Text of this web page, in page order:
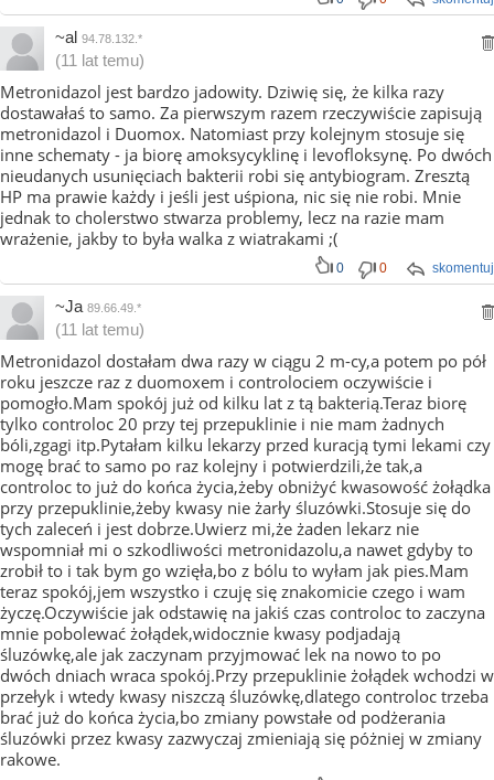
~al 94.78.132.*
(11 lat temu)
Metronidazol jest bardzo jadowity. Dziwię się, że kilka razy
dostawałaś to samo. Za pierwszym razem rzeczywiście zapisują
metronidazol i Duomox. Natomiast przy kolejnym stosuje się
inne schematy - ja biorę amoksycyklinę i levofloksynę. Po dwóch
nieudanych usunięciach bakterii robi się antybiogram. Zresztą
HP ma prawie każdy i jeśli jest uśpiona, nic się nie robi. Mnie
jednak to cholerstwo stwarza problemy, lecz na razie mam
wrażenie, jakby to była walka z wiatrakami ;(
skomentuj
0 0
~Ja 89.66.49.*
(11 lat temu)
Metronidazol dostałam dwa razy w ciągu 2 m-cy,a potem po pół
roku jeszcze raz z duomoxem i controlociem oczywiście i
pomogło.Mam spokój już od kilku lat z tą bakterią.Teraz biorę
tylko controloc 20 przy tej przepuklinie i nie mam żadnych
bóli,zgagi itp.Pytałam kilku lekarzy przed kuracją tymi lekami czy
mogę brać to samo po raz kolejny i potwierdzili,że tak,a
controloc to już do końca życia,żeby obniżyć kwasowość żołądka
przy przepuklinie,żeby kwasy nie żarły śluzówki.Stosuje się do
tych zaleceń i jest dobrze.Uwierz mi,że żaden lekarz nie
wspomniał mi o szkodliwości metronidazolu,a nawet gdyby to
zrobił to i tak bym go wzięła,bo z bólu to wyłam jak pies.Mam
teraz spokój,jem wszystko i czuję się znakomicie czego i wam
życzę.Oczywiście jak odstawię na jakiś czas controloc to zaczyna
mnie pobolewać żołądek,widocznie kwasy podjadają
śluzówkę,ale jak zaczynam przyjmować lek na nowo to po
dwóch dniach wraca spokój.Przy przepuklinie żołądek wchodzi w
przełyk i wtedy kwasy niszczą śluzówkę,dlatego controloc trzeba
brać już do końca życia,bo zmiany powstałe od podżerania
śluzówki przez kwasy zazwyczaj zmieniają się póżniej w zmiany
rakowe.